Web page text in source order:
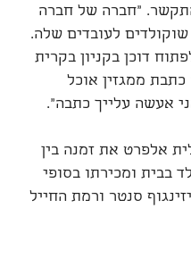
"חברה של חברה
לעובדים שלה.
דוכן בקניון בקרית
ממגזין אוכל
אעשה עלייך כתבה".
אלפרט את זמנה בין
בבית ומכירתו בסופי
סנטר ורמת החייל